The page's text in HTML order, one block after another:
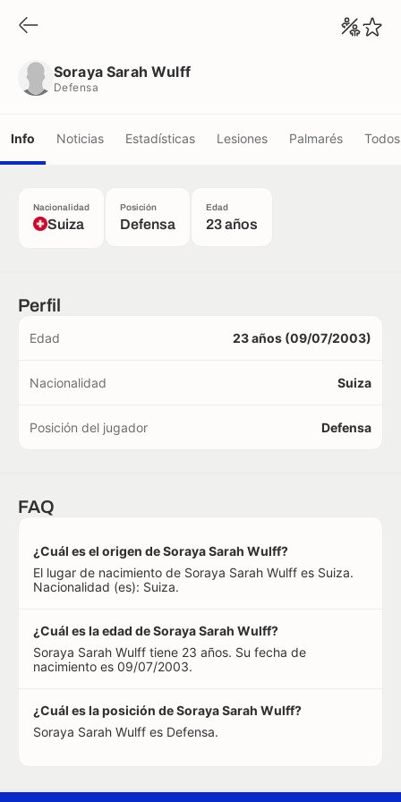
Soraya Sarah Wulff
Defensa
Info Noticias Estadísticas Lesiones Palmarés
Nacionalidad
Suiza
Posición
Defensa
Edad
23 años
Perfil
Edad 23 años (09/07/2003)
Nacionalidad Suiza
Posición del jugador Defensa
FAQ
¿Cuál es el origen de Soraya Sarah Wulff?
El lugar de nacimiento de Soraya Sarah Wulff es Suiza.
Nacionalidad (es): Suiza.
¿Cuál es la edad de Soraya Sarah Wulff?
Soraya Sarah Wulff tiene 23 años. Su fecha de
nacimiento es 09/07/2003.
¿Cuál es la posición de Soraya Sarah Wulff?
Soraya Sarah Wulff es Defensa.